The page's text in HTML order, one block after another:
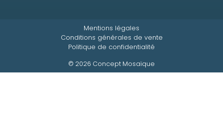
© 2026 Concept Mosaïque
Mentions légales
Conditions générales de vente
Politique de confidentialité